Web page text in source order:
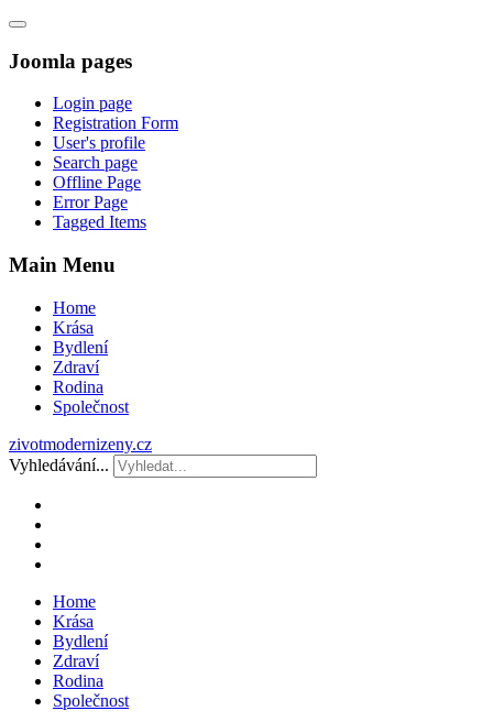
Joomla pages
Login page
Registration Form
User's profile
Search page
Offline Page
Error Page
Tagged Items
Main Menu
Home
Krása
Bydlení
Zdraví
Rodina
Společnost
zivotmodernizeny.cz
Vyhledávání...
Home
Krása
Bydlení
Zdraví
Rodina
Společnost